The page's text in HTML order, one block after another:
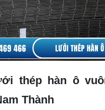
thép hàn ô
Thành